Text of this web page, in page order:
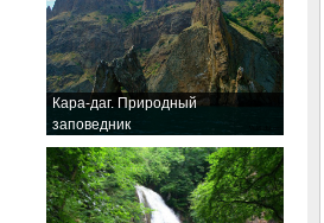
Кара-даг. Природный
заповедник